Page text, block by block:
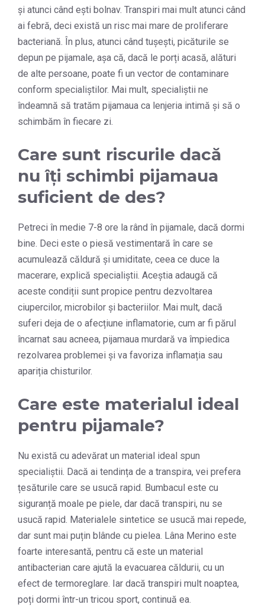
și atunci când ești bolnav. Transpiri mai mult atunci când
ai febră, deci există un risc mai mare de proliferare
bacteriană. În plus, atunci când tușești, picăturile se
depun pe pijamale, așa că, dacă le porți acasă, alături
de alte persoane, poate fi un vector de contaminare
conform specialiștilor. Mai mult, specialiștii ne
îndeamnă să tratăm pijamaua ca lenjeria intimă și să o
schimbăm în fiecare zi.
Care sunt riscurile dacă
nu îți schimbi pijamaua
suficient de des?
Petreci în medie 7-8 ore la rând în pijamale, dacă dormi
bine. Deci este o piesă vestimentară în care se
acumulează căldură și umiditate, ceea ce duce la
macerare, explică specialiștii. Aceștia adaugă că
aceste condiții sunt propice pentru dezvoltarea
ciupercilor, microbilor și bacteriilor. Mai mult, dacă
suferi deja de o afecțiune inflamatorie, cum ar fi părul
încarnat sau acneea, pijamaua murdară va împiedica
rezolvarea problemei și va favoriza inflamația sau
apariția chisturilor.
Care este materialul ideal
pentru pijamale?
Nu există cu adevărat un material ideal spun
specialiștii. Dacă ai tendința de a transpira, vei prefera
țesăturile care se usucă rapid. Bumbacul este cu
siguranță moale pe piele, dar dacă transpiri, nu se
usucă rapid. Materialele sintetice se usucă mai repede,
dar sunt mai puțin blânde cu pielea. Lâna Merino este
foarte interesantă, pentru că este un material
antibacterian care ajută la evacuarea căldurii, cu un
efect de termoreglare. Iar dacă transpiri mult noaptea,
poți dormi într-un tricou sport, continuă ea.